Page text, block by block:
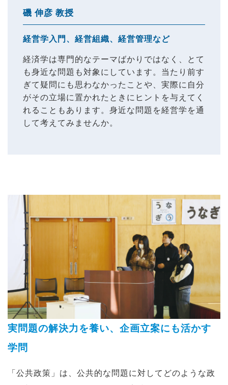
磯 伸彦 教授
経営学入門、経営組織、経営管理など
経済学は専門的なテーマばかりではなく、とて
も身近な問題も対象にしています。当たり前す
ぎて疑問にも思わなかったことや、実際に自分
がその立場に置かれたときにヒントを与えてく
れることもあります。身近な問題を経営学を通
して考えてみませんか。
実問題の解決力を養い、企画立案にも活かす
学問
「公共政策」は、公共的な問題に対してどのような政